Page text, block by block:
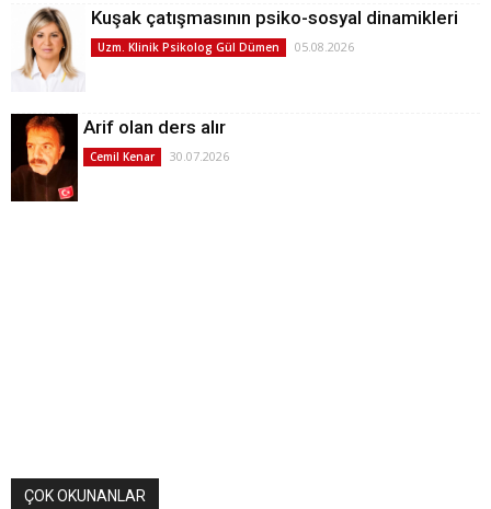
Kuşak çatışmasının psiko-sosyal dinamikleri
Uzm. Klinik Psikolog Gül Dümen 05.08.2026
Arif olan ders alır
Cemil Kenar 30.07.2026
ÇOK OKUNANLAR